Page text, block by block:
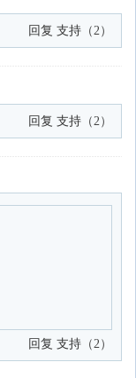
回复 支持 （ 2 ）
回复 支持 （ 2 ）
回复 支持 （ 2 ）